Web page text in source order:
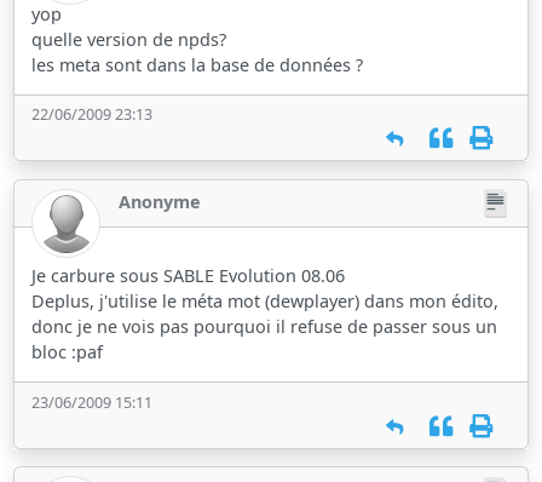
yop
quelle version de npds?
les meta sont dans la base de données ?
22/06/2009 23:13
Anonyme
Je carbure sous SABLE Evolution 08.06
Deplus, j'utilise le méta mot (dewplayer) dans mon édito,
donc je ne vois pas pourquoi il refuse de passer sous un
bloc :paf
23/06/2009 15:11